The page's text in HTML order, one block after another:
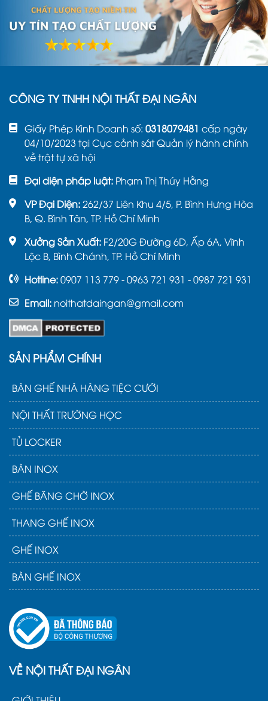
CÔNG TY TNHH NỘI THẤT ĐẠI NGÂN
Giấy Phép Kinh Doanh số: 0318079481 cấp ngày
04/10/2023 tại Cục cảnh sát Quản lý hành chính
về trật tự xã hội
Đại diện pháp luật: Phạm Thị Thúy Hằng
VP Đại Diện:262/37 Liên Khu 4/5, P. Bình Hưng Hòa
B, Q. Bình Tân, TP. Hồ Chí Minh
Xưởng Sản Xuất: F2/20G Đường 6D, Ấp 6A, Vĩnh
Lộc B, Bình Chánh, TP. Hồ Chí Minh
Hotline:0907 113 779 - 0963 721 931 - 0987 721 931
Email: noithatdaingan@gmail.com
SẢN PHẨM CHÍNH
BÀN GHẾ NHÀ HÀNG TIỆC CƯỚI
NỘI THẤT TRƯỜNG HỌC
TỦ LOCKER
BÀN INOX
GHẾ BĂNG CHỜ INOX
THANG GHẾ INOX
GHẾ INOX
BÀN GHẾ INOX
VỀ NỘI THẤT ĐẠI NGÂN